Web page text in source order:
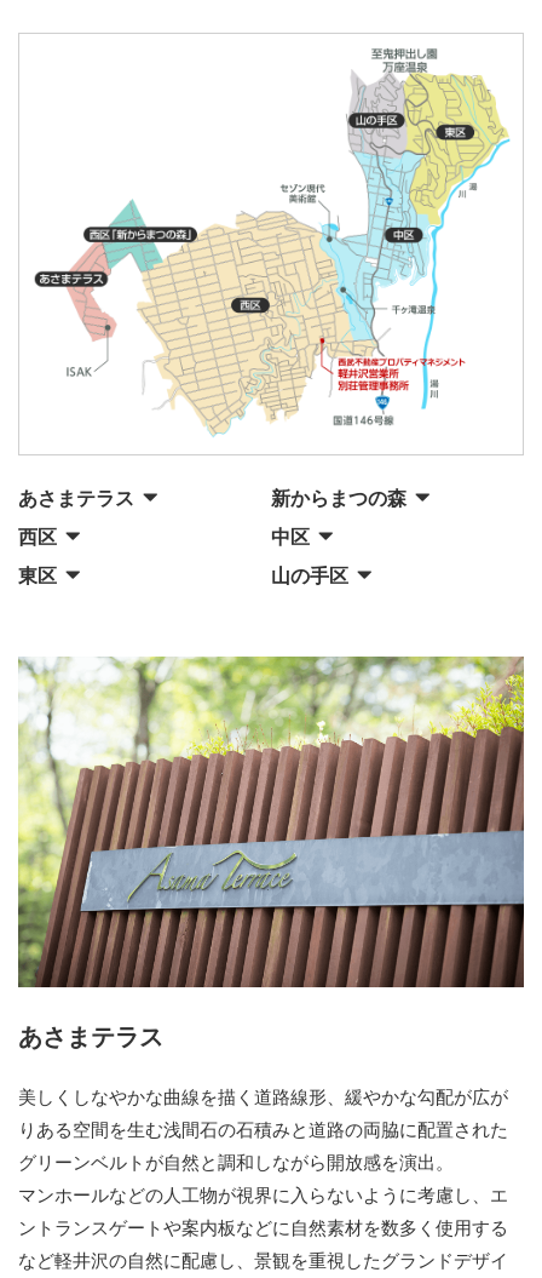
あさまテラス
新からまつの森
西区
中区
東区
山の手区
あさまテラス
美しくしなやかな曲線を描く道路線形、緩やかな勾配が広が
りある空間を生む浅間石の石積みと道路の両脇に配置された
グリーンベルトが自然と調和しながら開放感を演出。
マンホールなどの人工物が視界に入らないように考慮し、エ
ントランスゲートや案内板などに自然素材を数多く使用する
など軽井沢の自然に配慮し、景観を重視したグランドデザイ